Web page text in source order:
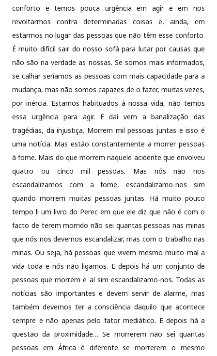
conforto e temos pouca urgência em agir e em nos
revoltarmos contra determinadas coisas e, ainda, em
estarmos no lugar das pessoas que não têm esse conforto.
É muito difícil sair do nosso sofá para lutar por causas que
não são na verdade as nossas. Se somos mais informados,
se calhar seríamos as pessoas com mais capacidade para a
mudança, mas não somos capazes de o fazer, muitas vezes,
por inércia. Estamos habituados à nossa vida, não temos
essa urgência para agir. E daí vem a banalização das
tragédias, da injustiça. Morrem mil pessoas juntas e isso é
uma notícia. Mas estão constantemente a morrer pessoas
à fome. Mais do que morrem naquele acidente que envolveu
quatro ou cinco mil pessoas. Mas nós não nos
escandalizamos com a fome, escandalizamo-nos sim
quando morrem muitas pessoas juntas. Há muito pouco
tempo li um livro do Perec em que ele diz que não é com o
facto de terem morrido não sei quantas pessoas nas minas
que nós nos devemos escandalizar, mas com o trabalho nas
minas. Ou seja, há pessoas que vivem mesmo muito mal a
vida toda e nós não ligamos. E depois há um conjunto de
pessoas que morrem e aí sim escandalizamo-nos. Todas as
notícias são importantes e devem servir de alarme, mas
também devemos ter a consciência daquilo que acontece
sempre e não apenas pelo fator mediático. E depois há a
questão da proximidade… Se morrerem não sei quantas
pessoas em África é diferente se morrerem o mesmo